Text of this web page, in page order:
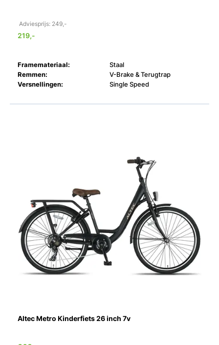
Adviesprijs: 249,-
219,-
Framemateriaal:
Staal
Remmen:
V-Brake & Terugtrap
Versnellingen:
Single Speed
Altec Metro Kinderfiets 26 inch 7v